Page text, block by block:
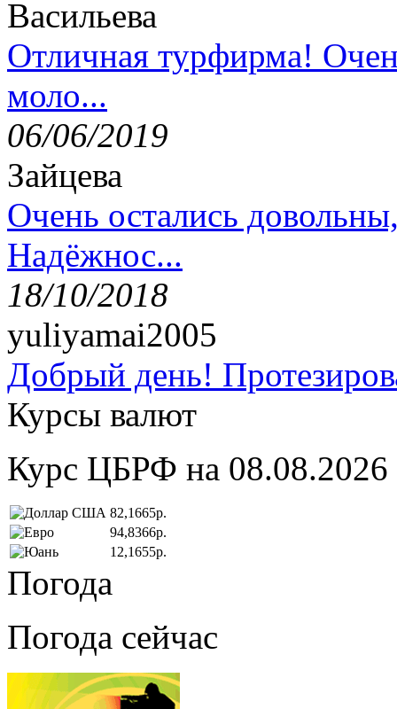
Васильева
Отличная турфирма!
моло...
06/06/2019
Зайцева
Очень остались
Надёжнос...
18/10/2018
yuliyamai2005
Добрый день!
Курсы валют
Курс ЦБРФ на 08.08.2026
82,1665р.
94,8366р.
12,1655р.
Погода
Погода сейчас